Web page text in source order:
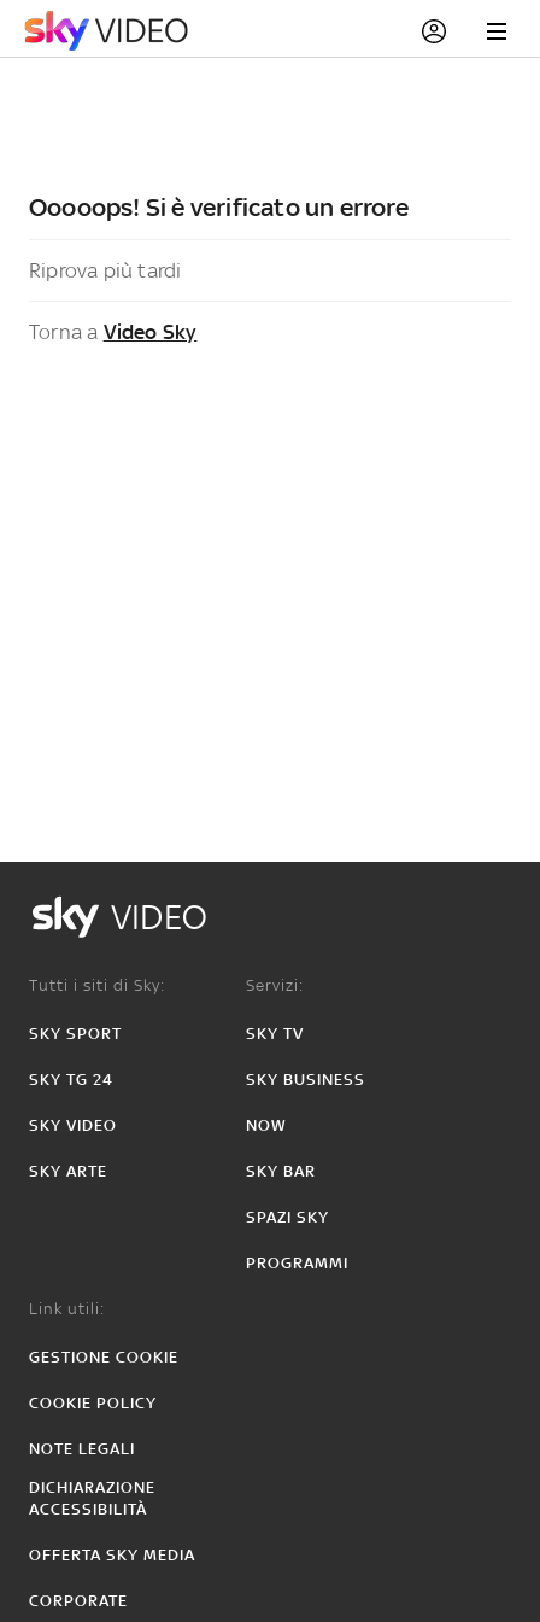
Ooooops! Si è verificato un errore
Riprova più tardi
Torna a Video Sky
VIDEO
Tutti i siti di Sky:
SKY SPORT
SKY TG 24
SKY VIDEO
SKY ARTE
Servizi:
SKY TV
SKY BUSINESS
NOW
SKY BAR
SPAZI SKY
PROGRAMMI
Link utili:
GESTIONE COOKIE
COOKIE POLICY
NOTE LEGALI
DICHIARAZIONE
ACCESSIBILITÀ
OFFERTA SKY MEDIA
CORPORATE